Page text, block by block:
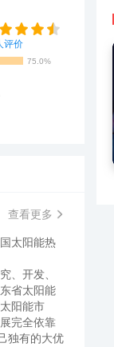
评价
75.0%
查看更多
太阳能热
、开发、
省太阳能
阳能市
完全依靠
独有的大优